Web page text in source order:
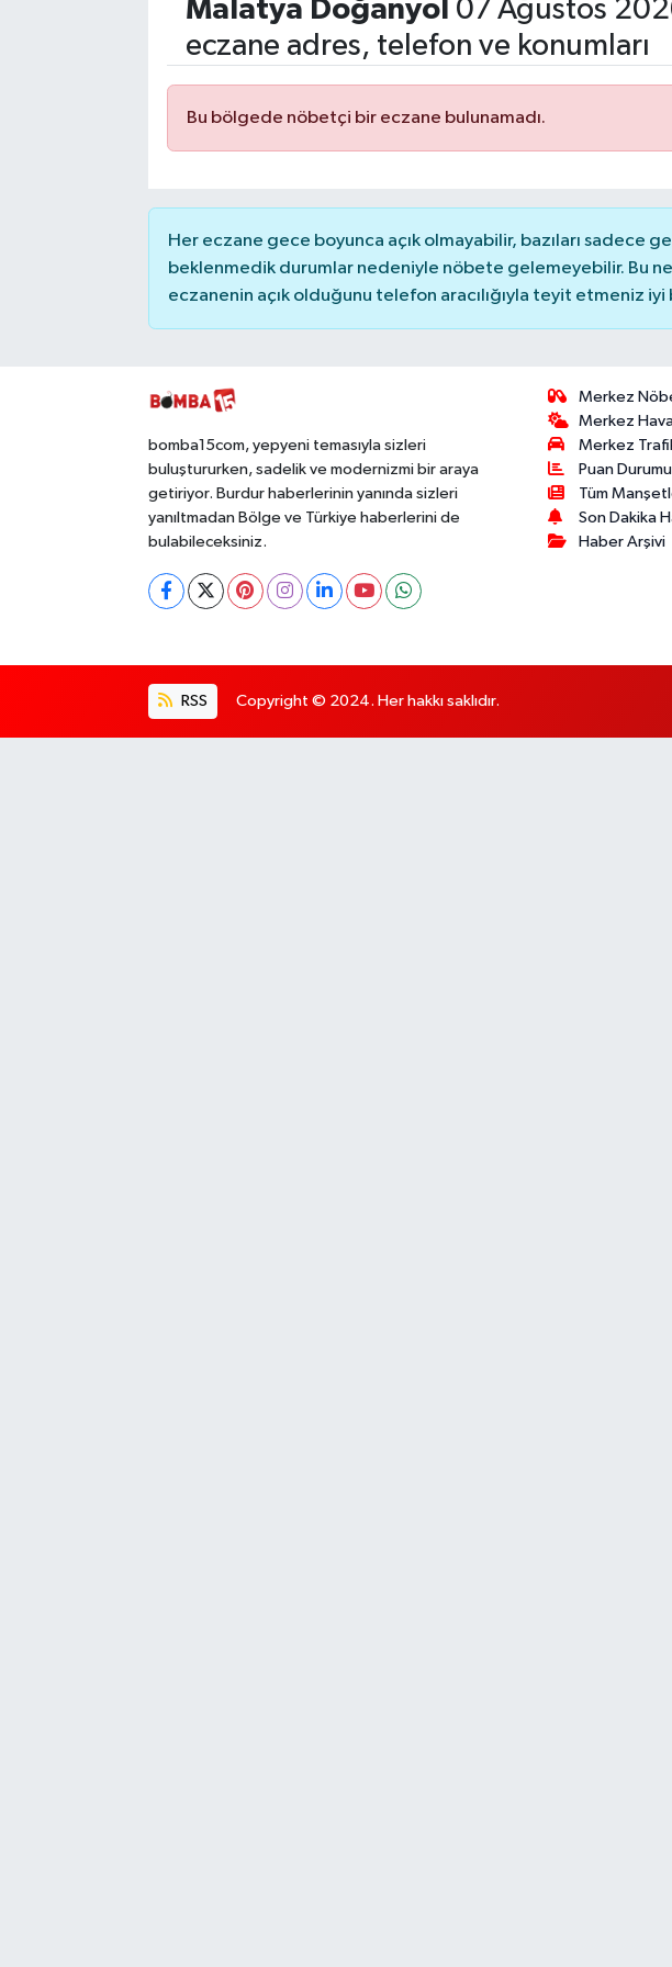
Malatya Doğanyol 07 Ağustos
eczane adres, telefon ve konumları
Bu bölgede nöbetçi bir eczane bulunamadı.
Her eczane gece boyunca açık olmayabilir, bazıları sadece
beklenmedik durumlar nedeniyle nöbete gelemeyebilir. Bu
eczanenin açık olduğunu telefon aracılığıyla teyit etmeniz iyi
bomba15com, yepyeni temasıyla sizleri
buluştururken, sadelik ve modernizmi bir araya
getiriyor. Burdur haberlerinin yanında sizleri
yanıltmadan Bölge ve Türkiye haberlerini de
bulabileceksiniz.
Merkez
Merkez
Merkez
Puan
Tüm
Son Dakika
Haber Arşivi
RSS Copyright © 2024. Her hakkı saklıdır.